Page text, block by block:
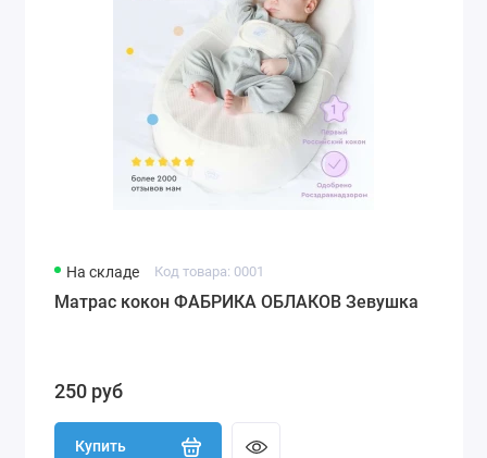
На складе Код товара: 0001
Матрас кокон ФАБРИКА ОБЛАКОВ Зевушка
250 руб
Купить